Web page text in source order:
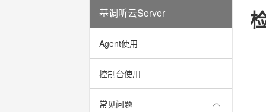
基调听云Server
Agent使用
控制台使用
常见问题